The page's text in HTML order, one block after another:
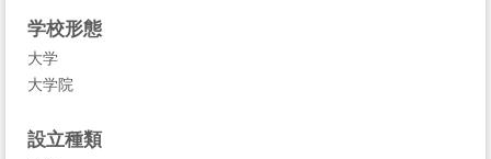
学校形態
大学
大学院
設立種類